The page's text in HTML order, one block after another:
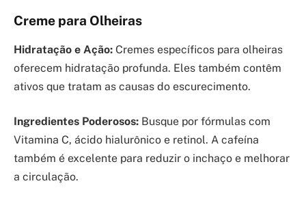
Creme para Olheiras
Hidratação e Ação: Cremes específicos para olheiras
oferecem hidratação profunda. Eles também contêm
ativos que tratam as causas do escurecimento.
Ingredientes Poderosos: Busque por fórmulas com
Vitamina C, ácido hialurônico e retinol. A cafeína
também é excelente para reduzir o inchaço e melhorar
a circulação.